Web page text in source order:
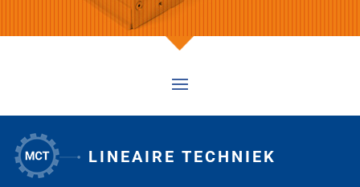
LINEAIRE TECHNIEK